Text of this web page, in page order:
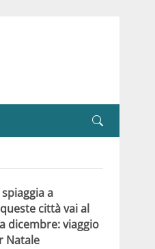
a
città vai al
dicembre: viaggio
Natale